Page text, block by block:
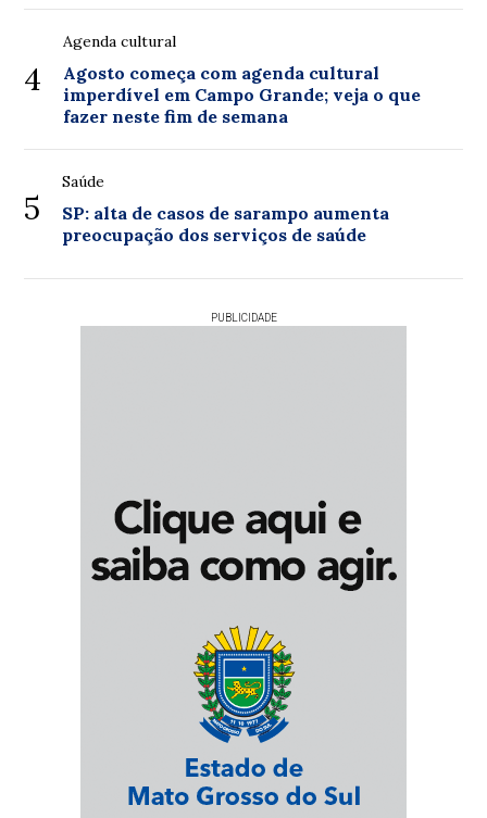
4
Agenda cultural
Agosto começa com agenda cultural
imperdível em Campo Grande; veja o que
fazer neste fim de semana
5
Saúde
SP: alta de casos de sarampo aumenta
preocupação dos serviços de saúde
PUBLICIDADE